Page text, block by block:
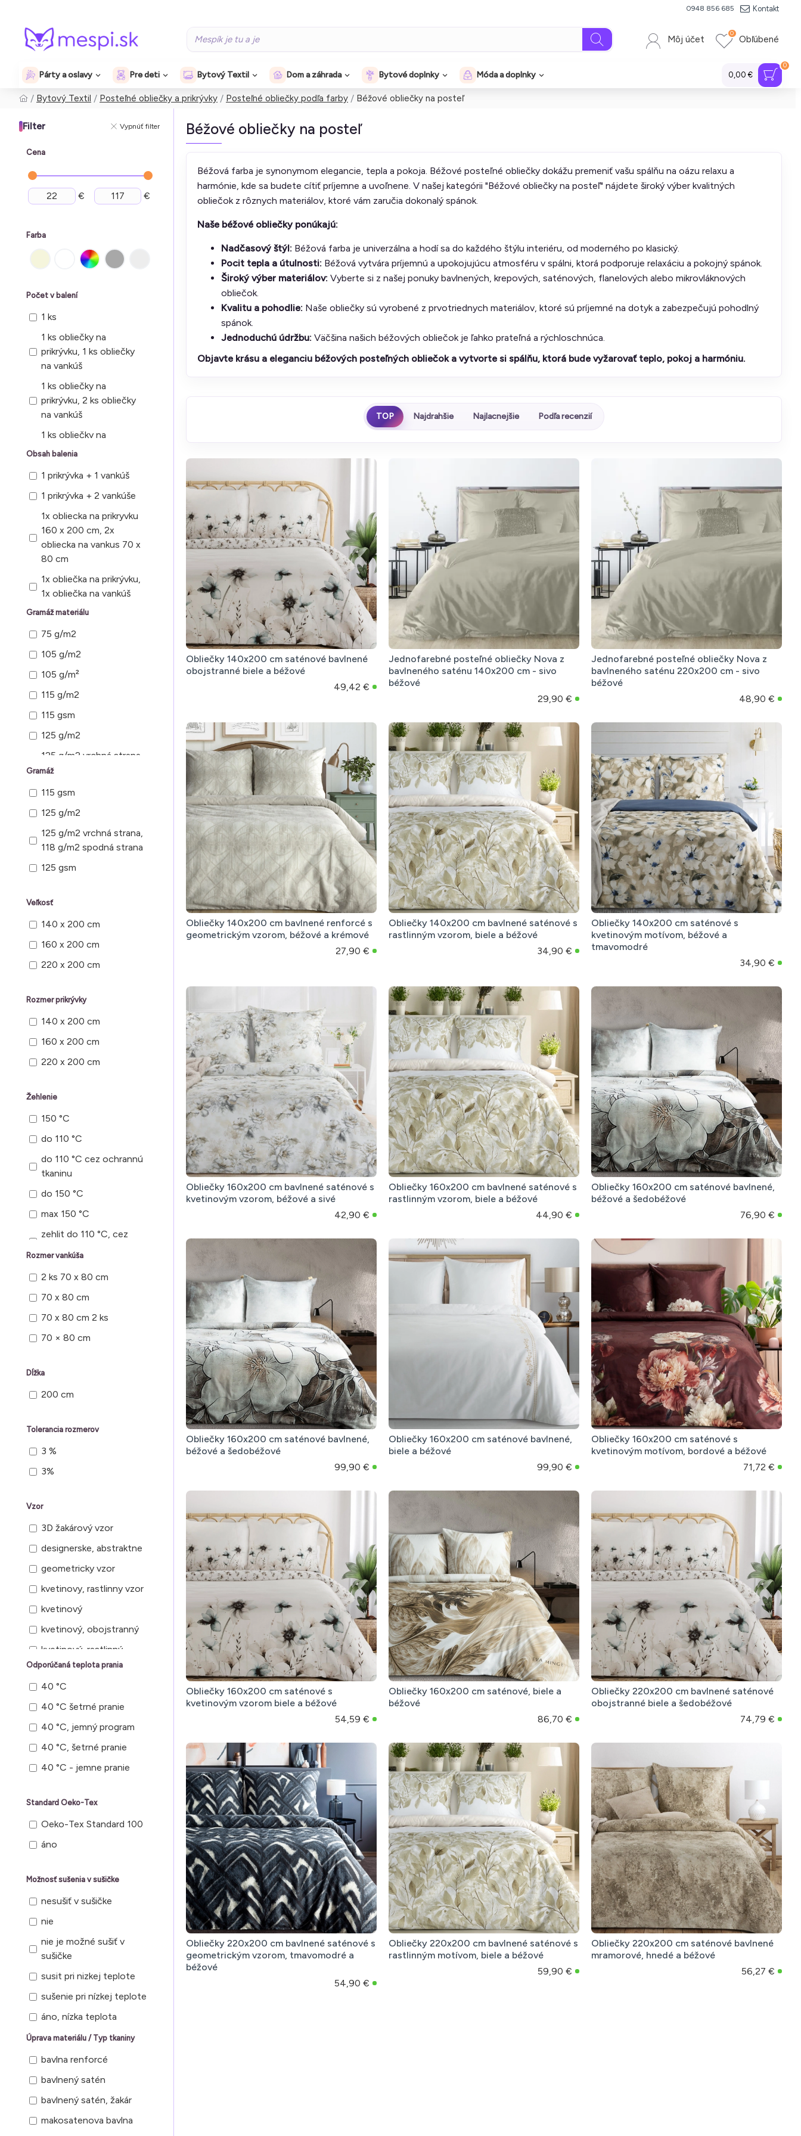
0948 856 685 Kontakt
Môj účet Obľúbené
0
Párty a oslavy Pre deti Bytový Textil Dom a záhrada Bytové doplnky Móda a doplnky 0,00 €
0
Bytový Textil Posteľné obliečky a prikrývky Posteľné obliečky podľa farby Béžové obliečky na posteľ
Filter Vypnúť filter
Cena
€ €
Počet v balení
1 ks
1 ks obliečky na
prikrývku, 1 ks obliečky
na vankúš
1 ks obliečky na
prikrývku, 2 ks obliečky
na vankúš
1 ks obliečky na
prikrývku, 2 ks obliečok
1 ks prikrývka, 2 ks
návliečka na vankúš
1 obliečka na prikrývku, 2
obliečky na vankúš
1 povlak na prikryvku, 2
2 ks
3 diely 1 povlak na
vankúš
3 diely 1 prikrývka, 2
vankúše
3 ks
3 ks 1 obliečka na
vankúš
vankuse
3 ks 1x obliečka na
prikrývku, 2x obliečka na
3 ks 1x prikrývka, 2x
Obsah balenia
1 prikrývka + 1 vankúš
1 prikrývka + 2 vankúše
1x obliecka na prikryvku
160 x 200 cm, 2x
obliecka na vankus 70 x
80 cm
1x obliečka na prikrývku,
1x obliečka na vankúš
1x obliečka na prikrývku
220 x 200 cm, 2x
obliečka na vankúš 70 x
80 cm
obliečka na prikrývku
Gramáž materiálu
75 g/m2
105 g/m2
105 g/m²
115 g/m2
115 gsm
125 g/m2
125 g/m2 vrchná strana,
118 g/m2 spodná strana
125 g/m²
Gramáž
115 gsm
125 g/m2
125 g/m2 vrchná strana,
118 g/m2 spodná strana
125 gsm
Veľkosť
140 x 200 cm
160 x 200 cm
220 x 200 cm
Rozmer prikrývky
140 x 200 cm
160 x 200 cm
220 x 200 cm
Žehlenie
150 °C
do 110 °C
do 110 °C cez ochrannú
tkaninu
do 150 °C
max 150 °C
zehlit do 110 °C, cez
ochrannu latku
žehlenie do 110 °C
žehlenie do 150 °C
žehliť do 110 °C
ochrannú tkaninu
žehliť do 110 °C cez
žehliť do 150 °C
Rozmer vankúša
2 ks 70 x 80 cm
70 x 80 cm
70 x 80 cm 2 ks
70 × 80 cm
Dĺžka
200 cm
Tolerancia rozmerov
3 %
3%
Vzor
3D žakárový vzor
designerske, abstraktne
geometricky vzor
kvetinovy, rastlinny vzor
kvetinový
kvetinový, obojstranný
kvetinový, rastlinný
kvetinový vzor
kvetovaný
mramorový vzor
panelová potlač
rastlinny
rastlinný, dizajnový
vianočný
vianočný, zvierací motív
vianočný so sŕnkami
Odporúčaná teplota prania
40 °C
40 °C šetrné pranie
40 °C, jemný program
40 °C, šetrné pranie
40 °C - jemne pranie
Standard Oeko-Tex
Oeko-Tex Standard 100
áno
Možnosť sušenia v sušičke
nesušiť v sušičke
nie
nie je možné sušiť v
sušičke
susit pri nizkej teplote
sušenie pri nízkej teplote
áno, nízka teplota
Úprava materiálu / Typ tkaniny
bavlna renforcé
bavlnený satén
bavlnený satén, žakár
makosatenova bavlna
Farba
Béžové obliečky na posteľ
Béžová farba je synonymom elegancie, tepla a pokoja. Béžové posteľné obliečky dokážu premeniť vašu spálňu na oázu relaxu a
harmónie, kde sa budete cítiť príjemne a uvoľnene. V našej kategórii "Béžové obliečky na posteľ" nájdete široký výber kvalitných
obliečok z rôznych materiálov, ktoré vám zaručia dokonalý spánok.
Naše béžové obliečky ponúkajú:
Nadčasový štýl: Béžová farba je univerzálna a hodí sa do každého štýlu interiéru, od moderného po klasický.
Pocit tepla a útulnosti: Béžová vytvára príjemnú a upokojujúcu atmosféru v spálni, ktorá podporuje relaxáciu a pokojný spánok.
Široký výber materiálov: Vyberte si z našej ponuky bavlnených, krepových, saténových, flanelových alebo mikrovláknových
obliečok.
Kvalitu a pohodlie: Naše obliečky sú vyrobené z prvotriednych materiálov, ktoré sú príjemné na dotyk a zabezpečujú pohodlný
spánok.
Jednoduchú údržbu: Väčšina našich béžových obliečok je ľahko prateľná a rýchloschnúca.
Objavte krásu a eleganciu béžových posteľných obliečok a vytvorte si spálňu, ktorá bude vyžarovať teplo, pokoj a harmóniu.
TOP Najdrahšie Najlacnejšie Podľa recenzií
Obliečky 140x200 cm saténové bavlnené
obojstranné biele a béžové
49,42 €
Jednofarebné posteľné obliečky Nova z
bavlneného saténu 140x200 cm - sivo
béžové
29,90 €
Jednofarebné posteľné obliečky Nova z
bavlneného saténu 220x200 cm - sivo
béžové
48,90 €
Obliečky 140x200 cm bavlnené renforcé s
geometrickým vzorom, béžové a krémové
27,90 €
Obliečky 140x200 cm bavlnené saténové s
rastlinným vzorom, biele a béžové
34,90 €
Obliečky 140x200 cm saténové s
kvetinovým motívom, béžové a
tmavomodré
34,90 €
Obliečky 160x200 cm bavlnené saténové s
kvetinovým vzorom, béžové a sivé
42,90 €
Obliečky 160x200 cm bavlnené saténové s
rastlinným vzorom, biele a béžové
44,90 €
Obliečky 160x200 cm saténové bavlnené,
béžové a šedobéžové
76,90 €
Obliečky 160x200 cm saténové bavlnené,
béžové a šedobéžové
99,90 €
Obliečky 160x200 cm saténové bavlnené,
biele a béžové
99,90 €
Obliečky 160x200 cm saténové s
kvetinovým motívom, bordové a béžové
71,72 €
Obliečky 160x200 cm saténové s
kvetinovým vzorom biele a béžové
54,59 €
Obliečky 160x200 cm saténové, biele a
béžové
86,70 €
Obliečky 220x200 cm bavlnené saténové
obojstranné biele a šedobéžové
74,79 €
Obliečky 220x200 cm bavlnené saténové s
geometrickým vzorom, tmavomodré a
béžové
54,90 €
Obliečky 220x200 cm bavlnené saténové s
rastlinným motívom, biele a béžové
59,90 €
Obliečky 220x200 cm saténové bavlnené
mramorové, hnedé a béžové
56,27 €